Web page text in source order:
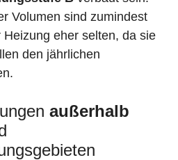
Volumen sind zumindest
eher selten, da sie
den jährlichen
außerhalb